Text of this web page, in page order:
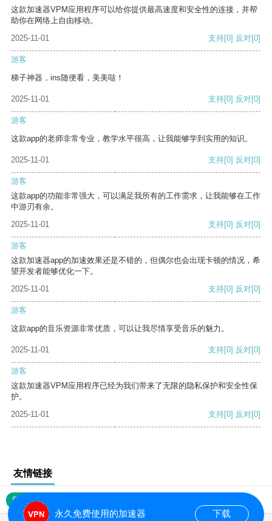
这款加速器VPM应用程序可以给你提供最高速度和安全性的连接，并帮
助你在网络上自由移动。
2025-11-01
支持[0] 反对[0]
游客
梯子神器，ins随便看，美美哒！
2025-11-01 支持[0] 反对[0]
游客
这款app的老师非常专业，教学水平很高，让我能够学到实用的知识。
2025-11-01 支持[0] 反对[0]
游客
这款app的功能非常强大，可以满足我所有的工作需求，让我能够在工作
中游刃有余。
2025-11-01
支持[0] 反对[0]
游客
这款加速器app的加速效果还是不错的，但偶尔也会出现卡顿的情况，希
望开发者能够优化一下。
2025-11-01
支持[0] 反对[0]
游客
这款app的音乐资源非常优质，可以让我尽情享受音乐的魅力。
2025-11-01 支持[0] 反对[0]
游客
这款加速器VPM应用程序已经为我们带来了无限的隐私保护和安全性保
护。
2025-11-01
支持[0] 反对[0]
友情链接
网站地图
永久免费使用的加速器 下载